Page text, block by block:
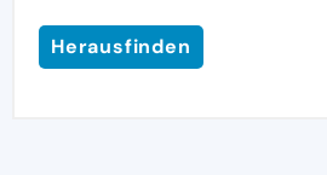
Herausfinden